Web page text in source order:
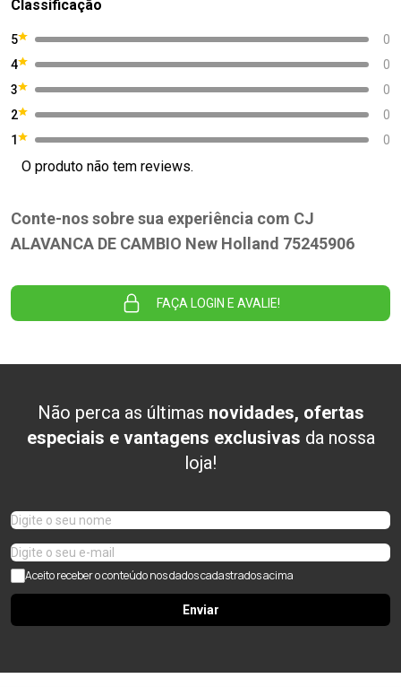
Classificação
5
0
4
0
3
0
2
0
1
0
O produto não tem reviews.
Conte-nos sobre sua experiência com CJ
ALAVANCA DE CAMBIO New Holland 75245906
FAÇA LOGIN E AVALIE!
Não perca as últimas novidades, ofertas
especiais e vantagens exclusivas da nossa
loja!
Aceito receber o conteúdo nos dados cadastrados acima
Enviar